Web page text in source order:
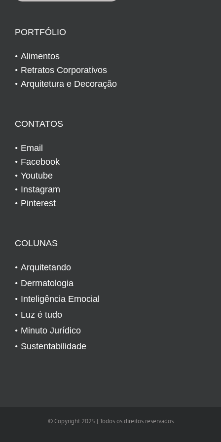
PORTFÓLIO
Alimentos
Retratos Corporativos
Arquitetura e Decoração
CONTATOS
Email
Facebook
Youtube
Instagram
Pinterest
COLUNAS
Arquitetando
Dermatologia
Inteligência Emocial
Luz é tudo
Minuto Jurídico
Sustentabilidade
© Copyright 2025 | Todos os direitos reservados